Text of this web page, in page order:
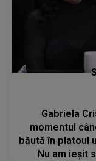
Gabriela
momentul
băută în platoul
Nu am ieșit